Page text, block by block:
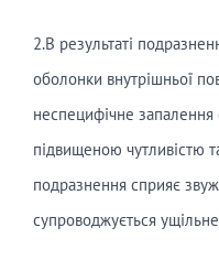
2.В результаті
оболонки внутрішньої
неспецифічне
підвищеною чутливістю
подразнення сприяє
супроводжується